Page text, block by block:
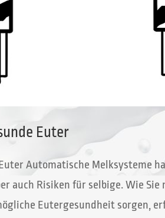
Euter
Automatische Melksysteme
auch Risiken für selbige. Wie
Eutergesundheit sorgen,